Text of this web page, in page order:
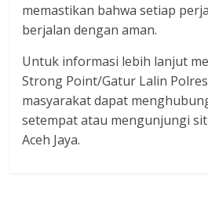
memastikan bahwa setiap
berjalan dengan aman.
Untuk informasi lebih lanjut
Strong Point/Gatur Lalin Polres
masyarakat dapat
setempat atau mengunjungi
Aceh Jaya.